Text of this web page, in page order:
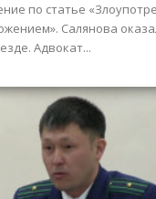
по статье
Салянова
Адвокат...